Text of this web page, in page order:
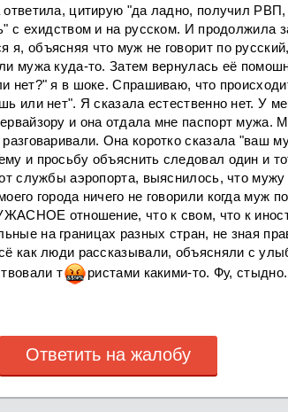
ответила, цитирую "да ладно, получил
с ехидством и на русском. И продолжила
объясняя что муж не говорит по
мужа куда-то. Затем вернулась её
нет?" я в шоке. Спрашиваю, что
или нет". Я сказала естественно нет. У
и она отдала мне паспорт мужа.
Она коротко сказала "ваш
и просьбу объяснить следовал один и
службы аэропорта, выяснилось, что
города ничего не говорили когда муж
отношение, что к свом, что к
на границах разных стран, не зная
как люди рассказывали, объясняли с
т ристами какими-то. Фу, стыдно.
Ответить на жалобу